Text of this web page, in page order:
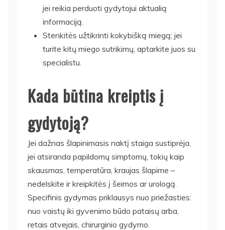
jei reikia perduoti gydytojui aktualią
informaciją.
Stenkitės užtikrinti kokybišką miegą; jei
turite kitų miego sutrikimų, aptarkite juos su
specialistu.
Kada būtina kreiptis į
gydytoją?
Jei dažnas šlapinimasis naktį staiga sustiprėja,
jei atsiranda papildomų simptomų, tokių kaip
skausmas, temperatūra, kraujas šlapime –
nedelskite ir kreipkitės į šeimos ar urologą.
Specifinis gydymas priklausys nuo priežasties:
nuo vaistų iki gyvenimo būdo pataisų arba,
retais atvejais, chirurginio gydymo.